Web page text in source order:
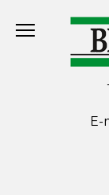
E-